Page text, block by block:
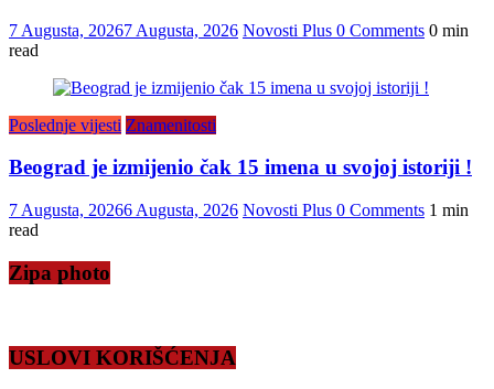
7 Augusta, 20267 Augusta, 2026 Novosti Plus 0 Comments 0 min
read
Poslednje vijesti Znamenitosti
Beograd je izmijenio čak 15 imena u svojoj istoriji !
7 Augusta, 20266 Augusta, 2026 Novosti Plus 0 Comments 1 min
read
Zipa photo
USLOVI KORIŠĆENJA